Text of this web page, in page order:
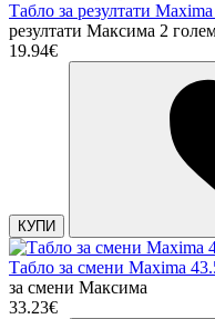
Табло за резултати
резултати Максима 2
19.94€
КУПИ
Табло за смени Maxima
за смени Максима
33.23€